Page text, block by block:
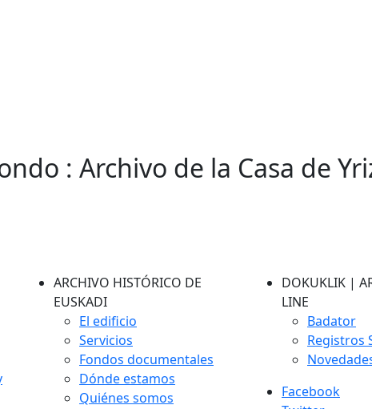
: Archivo de la Casa de
ARCHIVO HISTÓRICO DE
EUSKADI
El edificio
Servicios
Fondos documentales
Dónde estamos
Quiénes somos
DOKUKLIK |
LINE
Badator
Registros
Facebook